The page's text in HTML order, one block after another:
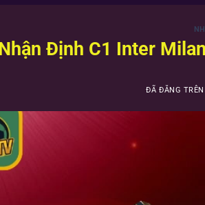
Định C1 Inter
ĐÃ ĐĂNG TRÊN